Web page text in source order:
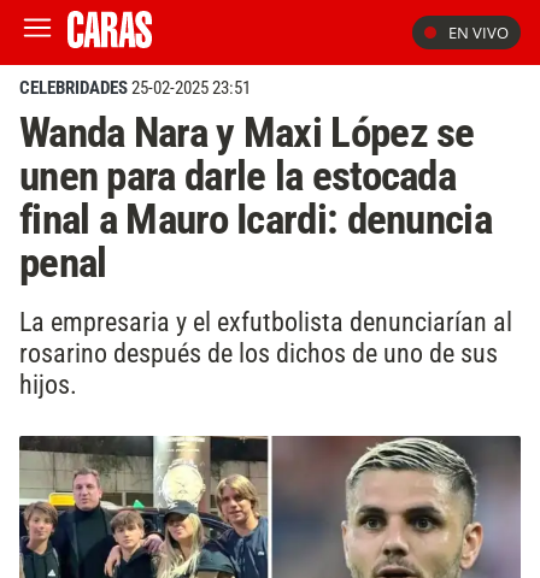
EN VIVO
CELEBRIDADES25-02-2025 23:51
Wanda Nara y Maxi López se
unen para darle la estocada
final a Mauro Icardi: denuncia
penal
La empresaria y el exfutbolista denunciarían al
rosarino después de los dichos de uno de sus
hijos.